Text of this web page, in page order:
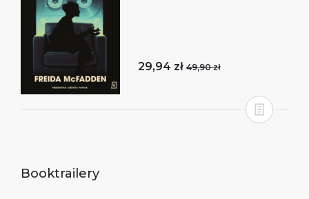
29,94 zł 49,90 zł
Booktrailery